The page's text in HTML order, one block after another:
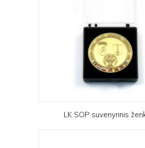
LK SOP suvenyrinis